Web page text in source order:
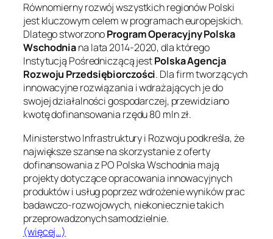
Równomierny rozwój wszystkich regionów Polski
jest kluczowym celem w programach europejskich.
Dlatego stworzonoProgram Operacyjny Polska
Wschodniana lata 2014-2020, dla którego
Instytucją Pośredniczącą jestPolska Agencja
Rozwoju Przedsiębiorczości. Dla firm tworzących
innowacyjne rozwiązania i wdrażających je do
swojej działalności gospodarczej, przewidziano
kwotę dofinansowania rzędu 80 mln zł.
Ministerstwo Infrastruktury i Rozwoju podkreśla, że
największe szanse na skorzystanie z oferty
dofinansowania z PO Polska Wschodnia mają
projekty dotyczące opracowania innowacyjnych
produktów i usług poprzez wdrożenie wyników prac
badawczo-rozwojowych, niekoniecznie takich
przeprowadzonych samodzielnie.
(więcej…)